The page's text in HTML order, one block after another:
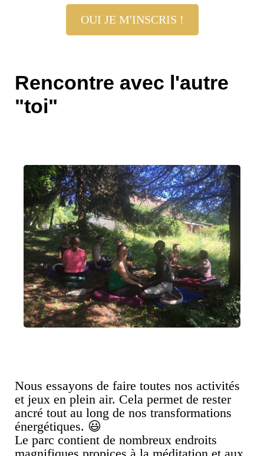
OUI JE M'INSCRIS !
Rencontre avec l'autre
"toi"
Nous essayons de faire toutes nos activités
et jeux en plein air. Cela permet de rester
ancré tout au long de nos transformations
énergétiques. 😃
Le parc contient de nombreux endroits